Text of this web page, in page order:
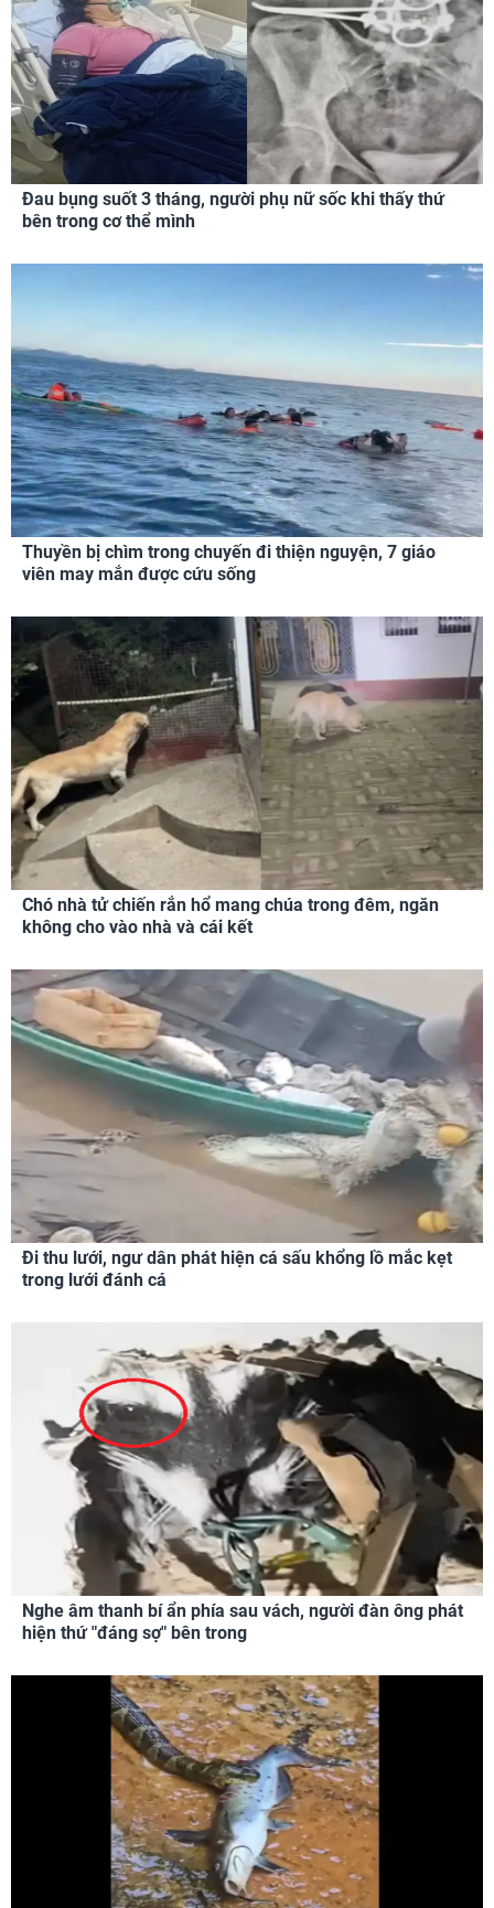
Đau bụng suốt 3 tháng, người phụ nữ sốc khi thấy thứ
bên trong cơ thể mình
Thuyền bị chìm trong chuyến đi thiện nguyện, 7 giáo
viên may mắn được cứu sống
Chó nhà tử chiến rắn hổ mang chúa trong đêm, ngăn
không cho vào nhà và cái kết
Đi thu lưới, ngư dân phát hiện cá sấu khổng lồ mắc kẹt
trong lưới đánh cá
Nghe âm thanh bí ẩn phía sau vách, người đàn ông phát
hiện thứ "đáng sợ" bên trong